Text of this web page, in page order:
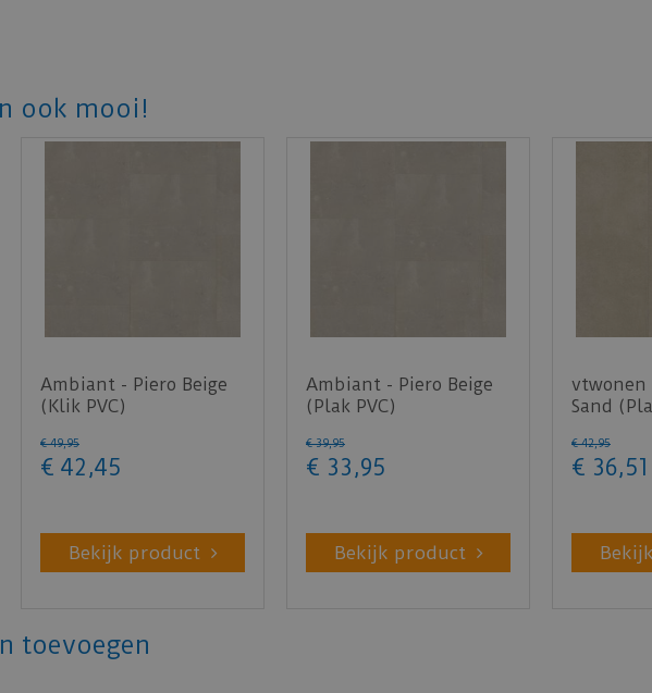
ook mooi!
Ambiant - Piero Beige
(Klik PVC)
€ 49,95
€ 42 ,45
Bekijk product
Ambiant - Piero Beige
(Plak PVC)
€ 39,95
€ 33 ,95
Bekijk product
vtwonen
Sand
€ 42,95
€ 36,51
toevoegen